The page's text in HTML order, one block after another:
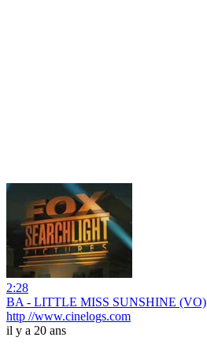
2:28
BA - LITTLE MISS SUNSHINE (VO)
http //www.cinelogs.com
il y a 20 ans